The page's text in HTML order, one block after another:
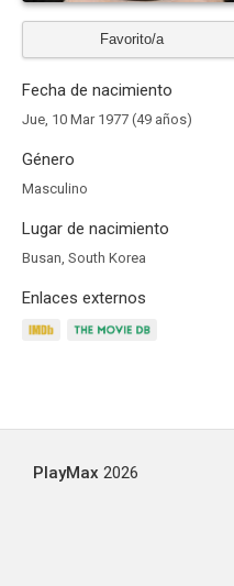
Favorito/a
Fecha de nacimiento
Jue, 10 Mar 1977 (49 años)
Género
Masculino
Lugar de nacimiento
Busan, South Korea
Enlaces externos
PlayMax 2026